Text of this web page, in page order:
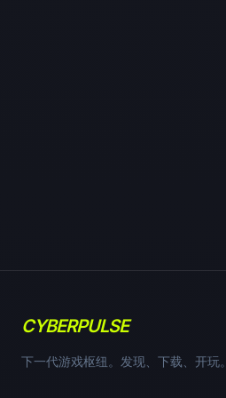
CYBERPULSE
下一代游戏枢纽。发现、下载、开玩。